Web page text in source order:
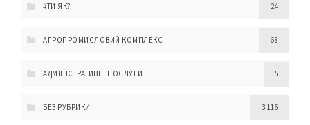
#ТИ ЯК? 24
АГРОПРОМИСЛОВИЙ КОМПЛЕКС 68
АДМІНІСТРАТИВНІ ПОСЛУГИ 5
БЕЗ РУБРИКИ 3 116